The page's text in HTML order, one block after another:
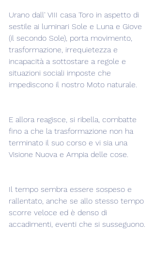
Urano dall' VIII casa Toro in aspetto di
sestile ai luminari Sole e Luna e Giove
(il secondo Sole), porta movimento,
trasformazione, irrequietezza e
incapacità a sottostare a regole e
situazioni sociali imposte che
impediscono il nostro Moto naturale.
E allora reagisce, si ribella, combatte
fino a che la trasformazione non ha
terminato il suo corso e vi sia una
Visione Nuova e Ampia delle cose.
Il tempo sembra essere sospeso e
rallentato, anche se allo stesso tempo
scorre veloce ed è denso di
accadimenti, eventi che si susseguono.